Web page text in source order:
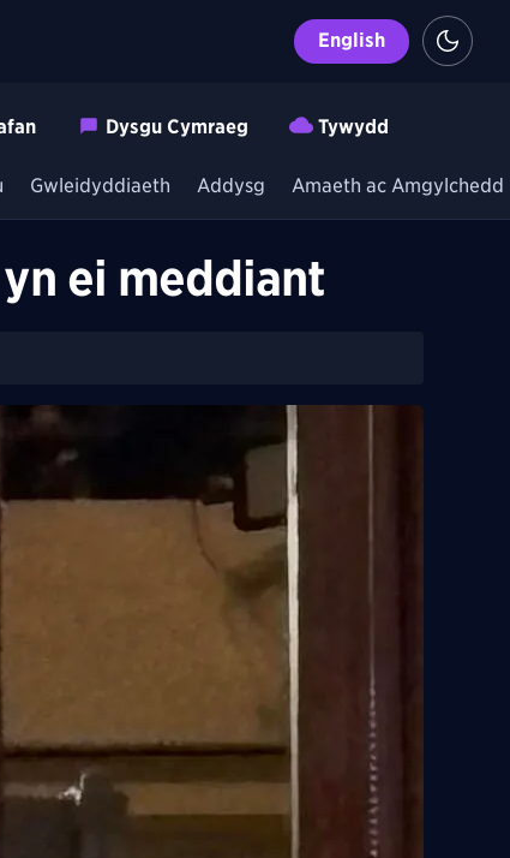
English
Dysgu Cymraeg Tywydd
Gwleidyddiaeth Addysg Amaeth ac Amgylchedd
ei meddiant